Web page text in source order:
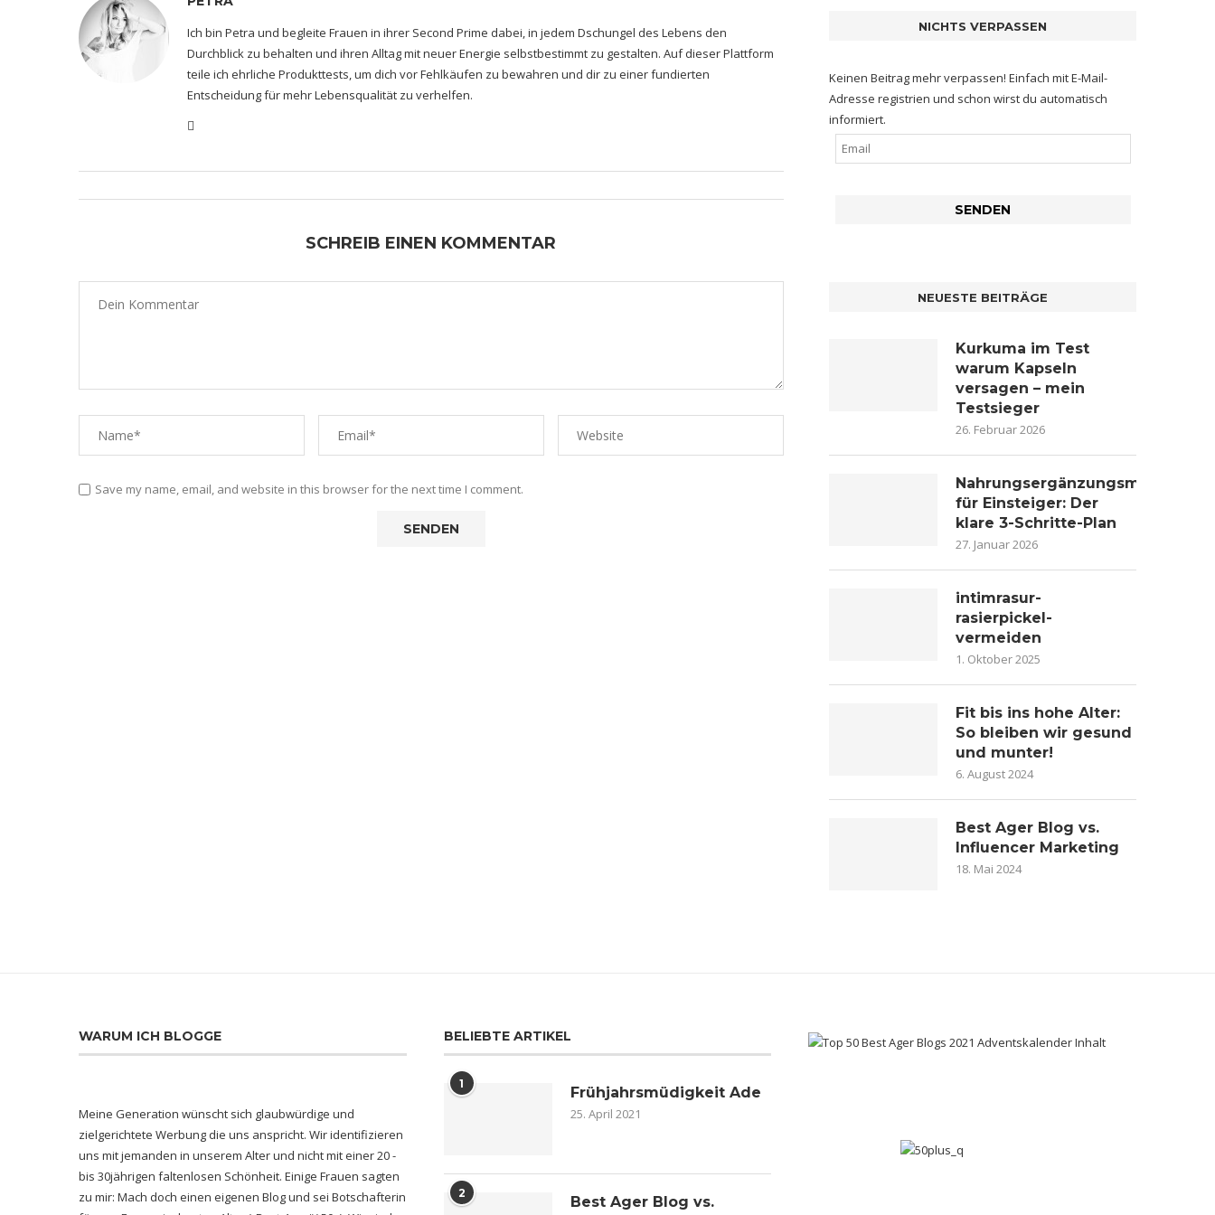
Ich bin Petra und begleite Frauen in ihrer Second Prime dabei, in jedem Dschungel des Lebens den
Durchblick zu behalten und ihren Alltag mit neuer Energie selbstbestimmt zu gestalten. Auf dieser Plattform
teile ich ehrliche Produkttests, um dich vor Fehlkäufen zu bewahren und dir zu einer fundierten
Entscheidung für mehr Lebensqualität zu verhelfen.
SCHREIB EINEN KOMMENTAR
Save my name, email, and website in this browser for the next time I comment.
NICHTS VERPASSEN
Keinen Beitrag mehr verpassen! Einfach mit E-Mail-
Adresse registrien und schon wirst du automatisch
informiert.
NEUESTE BEITRÄGE
Kurkuma im Test
warum Kapseln
versagen – mein
Testsieger
26. Februar 2026
Nahrungsergänzungsmittel
für Einsteiger: Der
klare 3-Schritte-Plan
27. Januar 2026
intimrasur-
rasierpickel-
vermeiden
1. Oktober 2025
Fit bis ins hohe Alter:
So bleiben wir gesund
und munter!
6. August 2024
Best Ager Blog vs.
Influencer Marketing
18. Mai 2024
WARUM ICH BLOGGE
Meine Generation wünscht sich glaubwürdige und
zielgerichtete Werbung die uns anspricht. Wir identifizieren
uns mit jemanden in unserem Alter und nicht mit einer 20 -
bis 30jährigen faltenlosen Schönheit. Einige Frauen sagten
zu mir: Mach doch einen eigenen Blog und sei Botschafterin
BELIEBTE ARTIKEL
1 Frühjahrsmüdigkeit Ade
25. April 2021
2
Best Ager Blog vs.